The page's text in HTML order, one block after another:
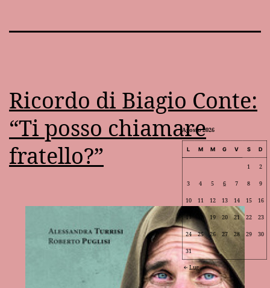
Ricordo di Biagio Conte:
“Ti posso chiamare
fratello?”
Agosto 2026
L M M G V S D
1 2
3 4 5 6 7 8 9
10 11 12 13 14 15 16
17 18 19 20 21 22 23
24 25 26 27 28 29 30
31
Lug